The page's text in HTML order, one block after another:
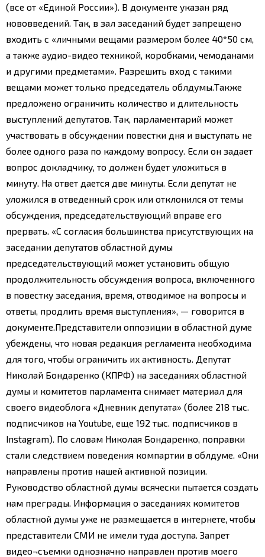
(все от «Единой России»). В документе указан ряд
нововведений. Так, в зал заседаний будет запрещено
входить с «личными вещами размером более 40*50 см,
а также аудио-видео техникой, коробками, чемоданами
и другими предметами». Разрешить вход с такими
вещами может только председатель облдумы.Также
предложено ограничить количество и длительность
выступлений депутатов. Так, парламентарий может
участвовать в обсуждении повестки дня и выступать не
более одного раза по каждому вопросу. Если он задает
вопрос докладчику, то должен будет уложиться в
минуту. На ответ дается две минуты. Если депутат не
уложился в отведенный срок или отклонился от темы
обсуждения, председательствующий вправе его
прервать. «С согласия большинства присутствующих на
заседании депутатов областной думы
председательствующий может установить общую
продолжительность обсуждения вопроса, включенного
в повестку заседания, время, отводимое на вопросы и
ответы, продлить время выступления», — говорится в
документе.Представители оппозиции в областной думе
убеждены, что новая редакция регламента необходима
для того, чтобы ограничить их активность. Депутат
Николай Бондаренко (КПРФ) на заседаниях областной
думы и комитетов парламента снимает материал для
своего видеоблога «Дневник депутата» (более 218 тыс.
подписчиков на Youtube, еще 192 тыс. подписчиков в
Instagram). По словам Николая Бондаренко, поправки
стали следствием поведения компартии в облдуме. «Они
направлены против нашей активной позиции.
Руководство областной думы всячески пытается создать
нам преграды. Информация о заседаниях комитетов
областной думы уже не размещается в интернете, чтобы
представители СМИ не имели туда доступа. Запрет
видео¬съемки однозначно направлен против моего